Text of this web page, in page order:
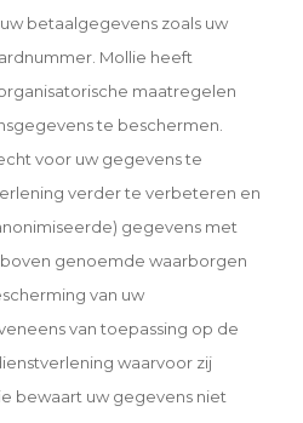
betaalgegevens zoals uw
Mollie heeft
maatregelen
te beschermen.
voor uw gegevens te
verder te verbeteren en
gegevens met
genoemde waarborgen
van uw
van toepassing op de
waarvoor zij
bewaart uw gegevens niet